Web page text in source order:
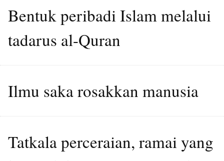
Bentuk peribadi Islam melalui
tadarus al-Quran
Ilmu saka rosakkan manusia
Tatkala perceraian, ramai yang